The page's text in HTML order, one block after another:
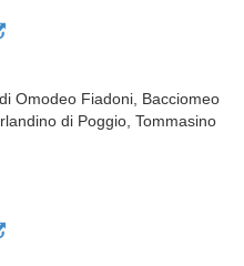
Omodeo Fiadoni, Bacciomeo
di Poggio, Tommasino